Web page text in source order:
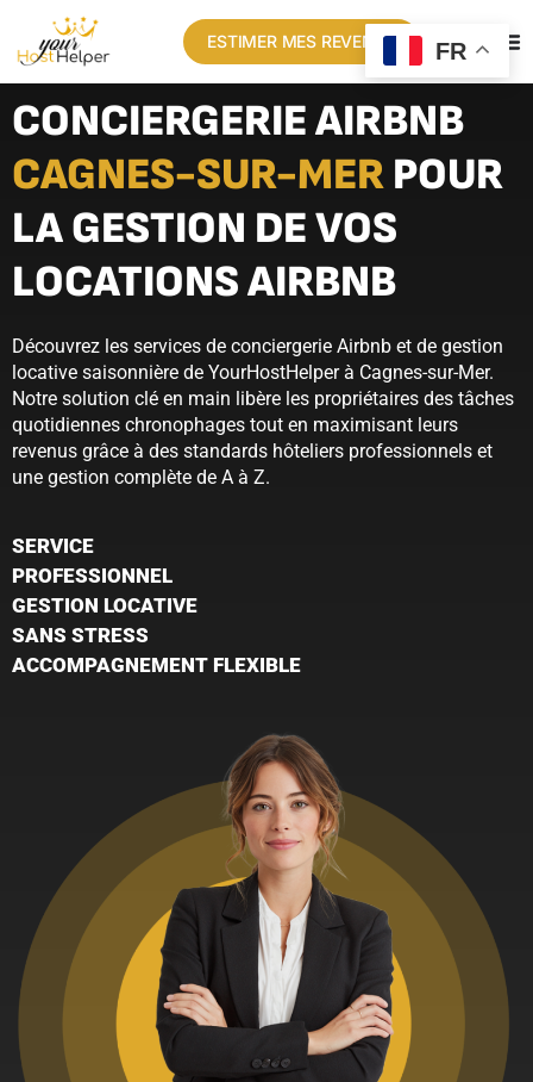
ESTIMER MES REVENUS
CONCIERGERIE AIRBNB
CAGNES-SUR-MER POUR
LA GESTION DE VOS
LOCATIONS AIRBNB
Découvrez les services de conciergerie Airbnb et de gestion
locative saisonnière de YourHostHelper à Cagnes-sur-Mer.
Notre solution clé en main libère les propriétaires des tâches
quotidiennes chronophages tout en maximisant leurs
revenus grâce à des standards hôteliers professionnels et
une gestion complète de A à Z.
SERVICE
PROFESSIONNEL
GESTION LOCATIVE
SANS STRESS
ACCOMPAGNEMENT FLEXIBLE
FR